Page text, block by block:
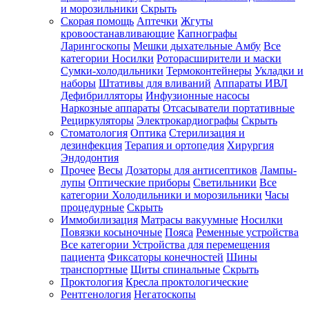
и морозильники Скрыть
Скорая помощь Аптечки Жгуты
кровоостанавливающие Капнографы
Ларингоскопы Мешки дыхательные Амбу Все
категории Носилки Роторасширители и маски
Сумки-холодильники Термоконтейнеры Укладки и
наборы Штативы для вливаний Аппараты ИВЛ
Дефибрилляторы Инфузионные насосы
Наркозные аппараты Отсасыватели портативные
Рециркуляторы Электрокардиографы Скрыть
Стоматология Оптика Стерилизация и
дезинфекция Терапия и ортопедия Хирургия
Эндодонтия
Прочее Весы Дозаторы для антисептиков Лампы-
лупы Оптические приборы Светильники Все
категории Холодильники и морозильники Часы
процедурные Скрыть
Иммобилизация Матрасы вакуумные Носилки
Повязки косыночные Пояса Ременные устройства
Все категории Устройства для перемещения
пациента Фиксаторы конечностей Шины
транспортные Щиты спинальные Скрыть
Проктология Кресла проктологические
Рентгенология Негатоскопы